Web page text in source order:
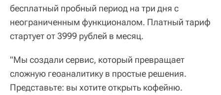
бесплатный пробный период на три дня с
неограниченным функционалом. Платный тариф
стартует от 3999 рублей в месяц.
"Мы создали сервис, который превращает
сложную геоаналитику в простые решения.
Представьте: вы хотите открыть кофейню.